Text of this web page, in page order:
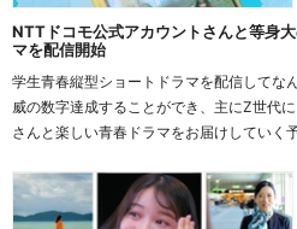
NTTドコモ公式アカウントさんと等身
マを配信開始
学生青春縦型ショートドラマを配信してな
威の数字達成することができ、主にZ世代
さんと楽しい青春ドラマをお届けしていく